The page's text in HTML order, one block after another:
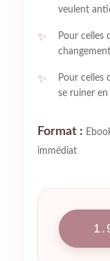
veulent
Pour celles
Pour celles
se ruiner
Format :
immédiat